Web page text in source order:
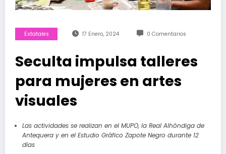
Estatales 17 Enero, 2024 0 Comentarios
Seculta impulsa talleres
para mujeres en artes
visuales
Las actividades se realizan en el MUPO, la Real Alhóndiga de
Antequera y en el Estudio Gráfico Zapote Negro durante 12
días